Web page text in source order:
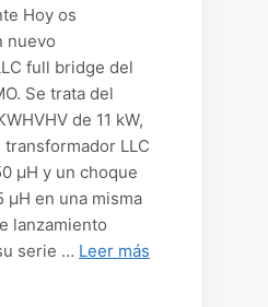
Hoy os
nuevo
full bridge del
Se trata del
de 11 kW,
LLC
µH y un choque
µH en una misma
lanzamiento
serie … Leer más